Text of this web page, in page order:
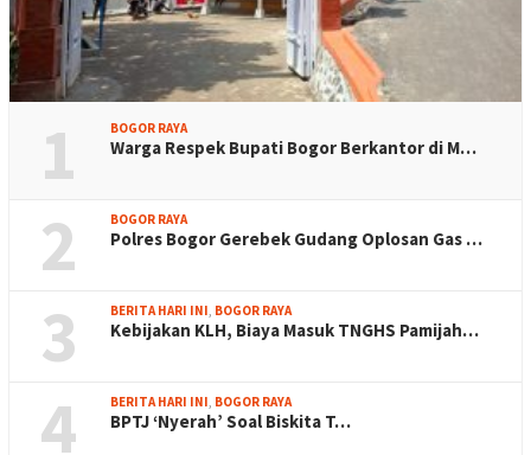
1 BOGOR RAYA
Warga Respek Bupati Bogor Berkantor di M…
2 BOGOR RAYA
Polres Bogor Gerebek Gudang Oplosan Gas …
3 BERITA HARI INI BOGOR RAYA
Kebijakan KLH, Biaya Masuk TNGHS Pamijah…
4 BERITA HARI INI BOGOR RAYA
BPTJ ‘Nyerah’ Soal Biskita T…